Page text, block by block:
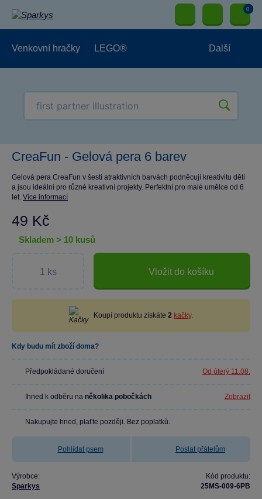
0
Venkovní hračky LEGO® Další
CreaFun - Gelová pera 6 barev
Gelová pera CreaFun v šesti atraktivních barvách podněcují kreativitu dětí
a jsou ideální pro různé kreativní projekty. Perfektní pro malé umělce od 6
let. Více informací
49 Kč
skladem > 10 kusů
Vložit do košíku
Koupí produktu získáte 2 kačky.
Kdy budu mít zboží doma?
Předpokládané doručení Od úterý 11.08.
Ihned k odběru na několika pobočkách Zobrazit
Nakupujte hned, plaťte později. Bez poplatků.
Pohlídat psem Poslat přátelům
Výrobce:
Sparkys
Kód produktu:
25MS-009-6PB